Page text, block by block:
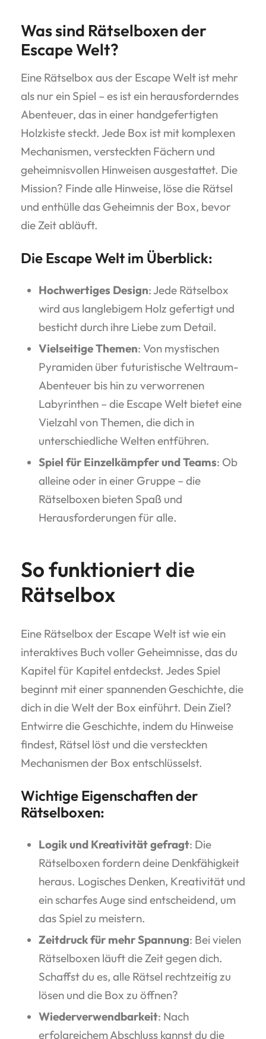
Was sind Rätselboxen der
Escape Welt?
Eine Rätselbox aus der Escape Welt ist mehr
als nur ein Spiel – es ist ein herausforderndes
Abenteuer, das in einer handgefertigten
Holzkiste steckt. Jede Box ist mit komplexen
Mechanismen, versteckten Fächern und
geheimnisvollen Hinweisen ausgestattet. Die
Mission? Finde alle Hinweise, löse die Rätsel
und enthülle das Geheimnis der Box, bevor
die Zeit abläuft.
Die Escape Welt im Überblick:
Hochwertiges Design: Jede Rätselbox
wird aus langlebigem Holz gefertigt und
besticht durch ihre Liebe zum Detail.
Vielseitige Themen: Von mystischen
Pyramiden über futuristische Weltraum-
Abenteuer bis hin zu verworrenen
Labyrinthen – die Escape Welt bietet eine
Vielzahl von Themen, die dich in
unterschiedliche Welten entführen.
Spiel für Einzelkämpfer und Teams: Ob
alleine oder in einer Gruppe – die
Rätselboxen bieten Spaß und
Herausforderungen für alle.
So funktioniert die
Rätselbox
Eine Rätselbox der Escape Welt ist wie ein
interaktives Buch voller Geheimnisse, das du
Kapitel für Kapitel entdeckst. Jedes Spiel
beginnt mit einer spannenden Geschichte, die
dich in die Welt der Box einführt. Dein Ziel?
Entwirre die Geschichte, indem du Hinweise
findest, Rätsel löst und die versteckten
Mechanismen der Box entschlüsselst.
Wichtige Eigenschaften der
Rätselboxen:
Logik und Kreativität gefragt: Die
Rätselboxen fordern deine Denkfähigkeit
heraus. Logisches Denken, Kreativität und
ein scharfes Auge sind entscheidend, um
das Spiel zu meistern.
Zeitdruck für mehr Spannung: Bei vielen
Rätselboxen läuft die Zeit gegen dich.
Schaffst du es, alle Rätsel rechtzeitig zu
lösen und die Box zu öffnen?
Wiederverwendbarkeit: Nach
erfolgreichem Abschluss kannst du die